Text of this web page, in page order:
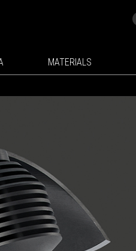
MATERIALS